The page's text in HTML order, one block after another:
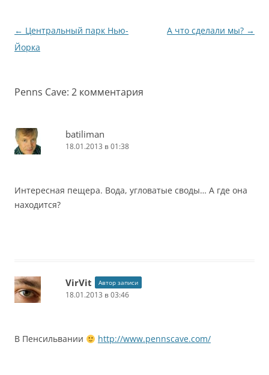
Навигация
по
← Центральный парк Нью-
Йорка
А что сделали мы? →
Penns Cave: 2 комментария
batiliman
18.01.2013 в 01:38
Интересная пещера. Вода, угловатые своды… А где она
находится?
VirVit Автор записи
18.01.2013 в 03:46
В Пенсильвании http://www.pennscave.com/